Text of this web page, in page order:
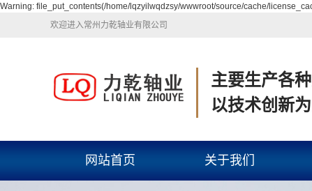
Warning: file_put_contents(/home/lqzyilwqdzsy/wwwroot/source/cache/
欢迎进入常州力乾轴业有限公司
主要生产各
以技术创新
网站首页 关于我们